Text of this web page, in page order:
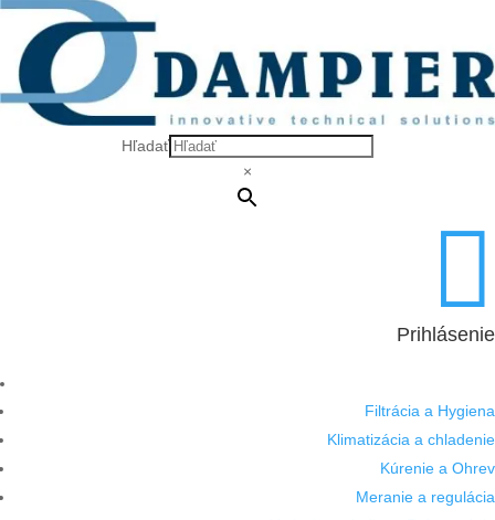
Hľadať
×

Prihlásenie
Filtrácia a Hygiena
Klimatizácia a chladenie
Kúrenie a Ohrev
Meranie a regulácia